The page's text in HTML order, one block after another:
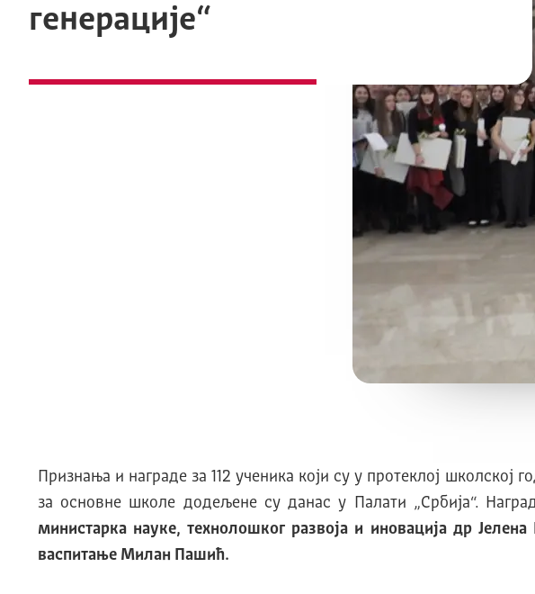
генерације“
Признања и награде за 112 ученика који су у протеклој
за основне школе додељене су данас у Палати „Србија“.
министарка науке, технолошког развоја и иновација др
васпитање Милан Пашић.